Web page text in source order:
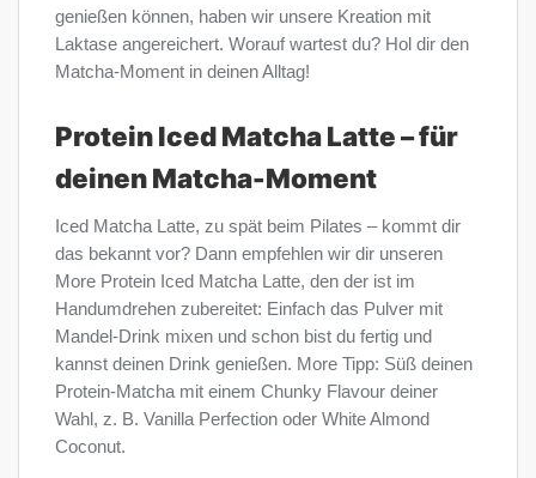
genießen können, haben wir unsere Kreation mit
Laktase angereichert. Worauf wartest du? Hol dir den
Matcha-Moment in deinen Alltag!
Protein Iced Matcha Latte – für
deinen Matcha-Moment
Iced Matcha Latte, zu spät beim Pilates – kommt dir
das bekannt vor? Dann empfehlen wir dir unseren
More Protein Iced Matcha Latte, den der ist im
Handumdrehen zubereitet: Einfach das Pulver mit
Mandel-Drink mixen und schon bist du fertig und
kannst deinen Drink genießen. More Tipp: Süß deinen
Protein-Matcha mit einem Chunky Flavour deiner
Wahl, z. B. Vanilla Perfection oder White Almond
Coconut.